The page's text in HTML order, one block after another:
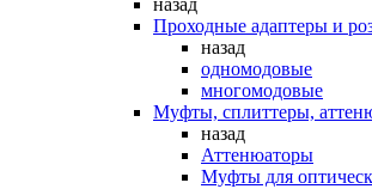
назад
Проходные адаптеры и
назад
одномодовые
многомодовые
Муфты, сплиттеры,
назад
Аттенюаторы
Муфты для